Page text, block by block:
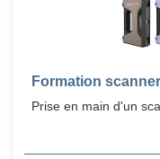
Formation
Prise en main d'un